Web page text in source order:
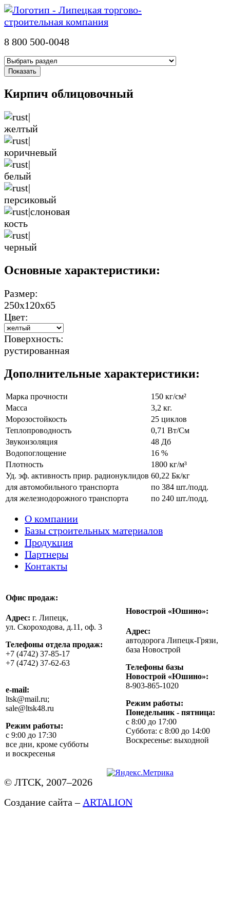
8 800 500-0048
Кирпич облицовочный
Основные характеристики:
Размер:
250х120х65
Цвет:
Поверхность:
рустированная
Дополнительные характеристики:
Марка прочности
150 кг/см²
Масса
3,2 кг.
Морозостойкость
25 циклов
Теплопроводность
0,71 Вт/См
Звукоизоляция
48 Дб
Водопоглощение
16 %
Плотность
1800 кг/м³
Уд. эф. активность прир. радионуклидов 60,22 Бк/кг
для автомобильного транспорта
по 384 шт./подд.
для железнодорожного транспорта
по 240 шт./подд.
О компании
Базы строительных материалов
Продукция
Партнеры
Контакты
Офис продаж:
Адрес: г. Липецк,
ул. Скороходова, д.11, оф. 3
Телефоны отдела продаж:
+7 (4742) 37-85-17
+7 (4742) 37-62-63
e-mail:
ltsk@mail.ru;
sale@ltsk48.ru
Режим работы:
с 9:00 до 17:30
все дни, кроме субботы
и воскресенья
Новострой «Юшино»:
Адрес:
автодорога Липецк-Грязи,
база Новострой
Телефоны базы
Новострой «Юшино»:
8-903-865-1020
Режим работы:
Понедельник - пятница:
с 8:00 до 17:00
Суббота: с 8:00 до 14:00
Воскресенье: выходной
© ЛТСК, 2007–2026
Создание сайта –ARTALION